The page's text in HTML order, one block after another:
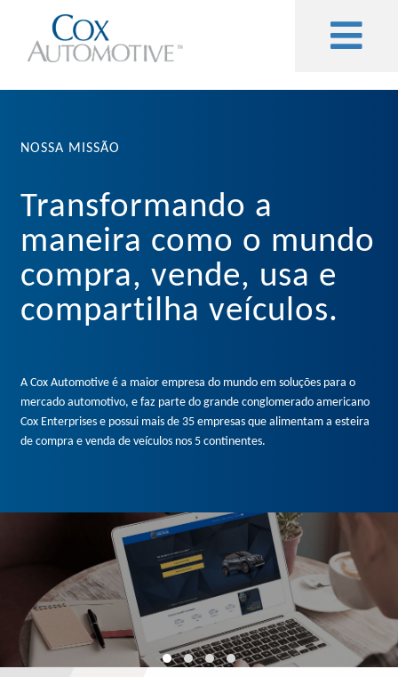
NOSSA MISSÃO
Transformando a
maneira como o mundo
compra, vende, usa e
compartilha veículos.
A Cox Automotive é a maior empresa do mundo em soluções para o
mercado automotivo, e faz parte do grande conglomerado americano
Cox Enterprises e possui mais de 35 empresas que alimentam a esteira
de compra e venda de veículos nos 5 continentes.